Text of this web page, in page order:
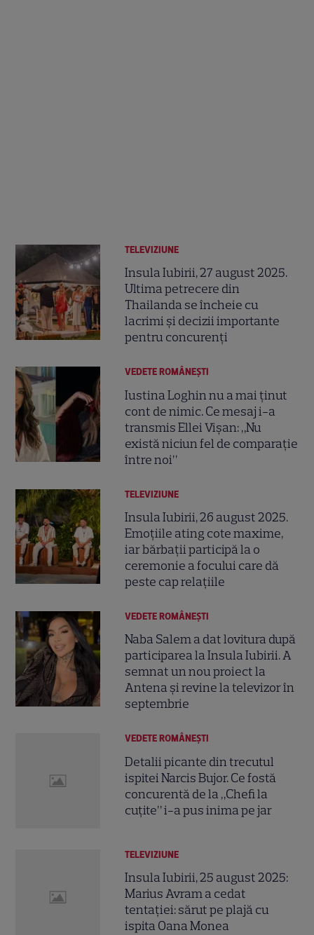
TELEVIZIUNE
Insula Iubirii, 27 august 2025.
Ultima petrecere din
Thailanda se încheie cu
lacrimi și decizii importante
pentru concurenți
VEDETE ROMÂNEŞTI
Iustina Loghin nu a mai ținut
cont de nimic. Ce mesaj i-a
transmis Ellei Vișan: „Nu
există niciun fel de comparație
între noi”
TELEVIZIUNE
Insula Iubirii, 26 august 2025.
Emoțiile ating cote maxime,
iar bărbații participă la o
ceremonie a focului care dă
peste cap relațiile
VEDETE ROMÂNEŞTI
Naba Salem a dat lovitura după
participarea la Insula Iubirii. A
semnat un nou proiect la
Antena și revine la televizor în
septembrie
VEDETE ROMÂNEŞTI
Detalii picante din trecutul
ispitei Narcis Bujor. Ce fostă
concurentă de la „Chefi la
cuțite” i-a pus inima pe jar
TELEVIZIUNE
Insula Iubirii, 25 august 2025:
Marius Avram a cedat
tentației: sărut pe plajă cu
ispita Oana Monea